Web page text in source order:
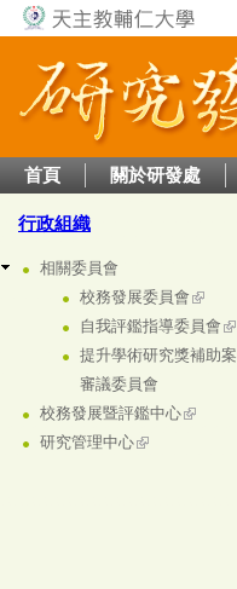
首頁 關於研發處
行政組織
相關委員會
校務發展委員會
自我評鑑指導委員會
提升學術研究獎補助案
審議委員會
校務發展暨評鑑中心
研究管理中心